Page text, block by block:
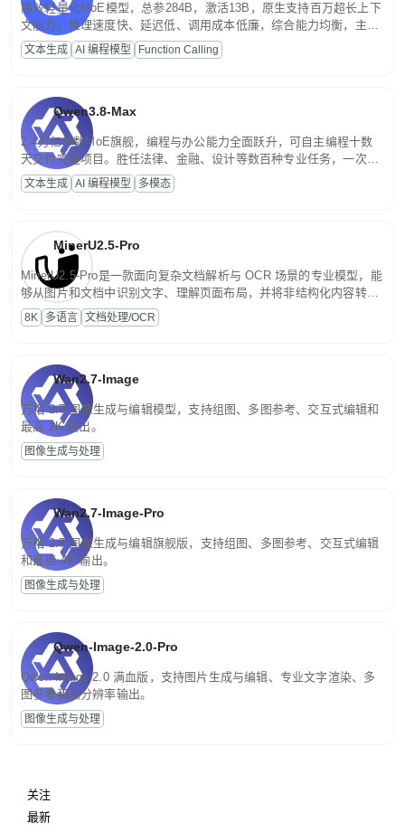
高效轻量化MoE模型，总参284B，激活13B，原生支持百万超长上下
文能力。推理速度快、延迟低、调用成本低廉，综合能力均衡，主打
高并发、轻量化任务，适合日常对话、内容创作、基础 RAG、批量
文案处理等普惠刚需场景。
文本生成 AI 编程模型 Function Calling
Qwen3.8-Max
2.4万亿参数MoE旗舰，编程与办公能力全面跃升，可自主编程十数
天交付完整项目。胜任法律、金融、设计等数百种专业任务，一次对
话端到端交付生产级成果。原生视觉理解贯穿规划、执行与验证全流
程，支持超长文档与长视频的深度语义解析。长程任务中自主规划与
文本生成 AI 编程模型 多模态
MinerU2.5-Pro
MinerU2.5-Pro是一款面向复杂文档解析与 OCR 场景的专业模型，能
够从图片和文档中识别文字、理解页面布局，并将非结构化内容转换
为便于存储、检索和二次处理的结构化结果。
8K 多语言 文档处理/OCR
Wan2.7-Image
万相 2.7 图像生成与编辑模型，支持组图、多图参考、交互式编辑和
最高 2K 输出。
图像生成与处理
Wan2.7-Image-Pro
万相 2.7 图像生成与编辑旗舰版，支持组图、多图参考、交互式编辑
和最高 4K 输出。
图像生成与处理
Qwen-Image-2.0-Pro
Qwen-Image-2.0 满血版，支持图片生成与编辑、专业文字渲染、多
图参考和高分辨率输出。
图像生成与处理
关注
最新